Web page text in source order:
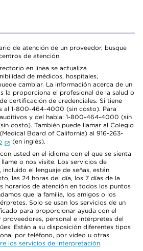
de atención de un proveedor, busque
de atención.
en línea se actualiza
de médicos, hospitales,
cambiar. La información acerca de un
la proporciona el profesional de la salud o
certificación de credenciales. Si tiene
al 1-800-464-4000 (sin costo). Para
y del habla: 1-800-464-4000 (sin
costo). También puede llamar al Colegio
Board of California) al 916-263-
(en inglés).
usted en el idioma con el que se sienta
o nos visite. Los servicios de
el lenguaje de señas, están
las 24 horas del día, los 7 días de la
horarios de atención en todos los puntos
que la familia, los amigos o los
Solo se usan los servicios de un
para proporcionar ayuda con el
proveedores, personal e intérpretes del
Están a su disposición diferentes tipos
por teléfono, por video u otras.
los servicios de interpretación.